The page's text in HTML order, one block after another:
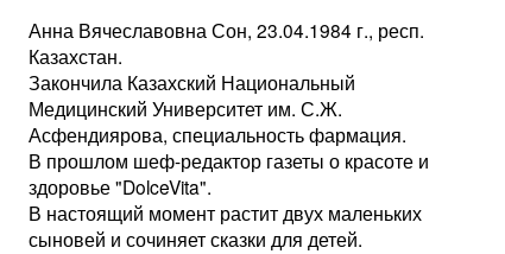
Анна Вячеславовна Сон, 23.04.1984 г., респ.
Казахстан.
Закончила Казахский Национальный
Медицинский Университет им. С.Ж.
Асфендиярова, специальность фармация.
В прошлом шеф-редактор газеты о красоте и
здоровье "DolceVita".
В настоящий момент растит двух маленьких
сыновей и сочиняет сказки для детей.